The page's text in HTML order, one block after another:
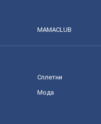
MAMACLUB
Сплетни
Мода